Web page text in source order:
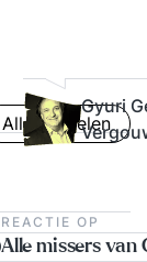
Gyuri
Alle artikelen
REACTIE OP
Alle missers van